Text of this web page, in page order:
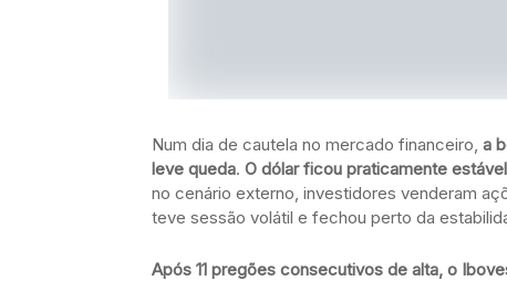
Num dia de cautela no mercado financeiro, a
leve queda. O dólar ficou praticamente
no cenário externo, investidores venderam
teve sessão volátil e fechou perto da
Após 11 pregões consecutivos de alta, o